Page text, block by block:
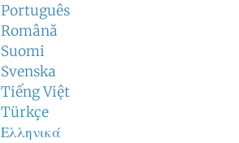
Português
Română
Suomi
Svenska
Tiếng Việt
Türkçe
Ελληνικά